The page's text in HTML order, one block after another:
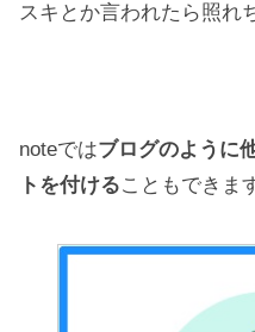
スキとか言われたら照
noteではブログのように
トを付けることもできま